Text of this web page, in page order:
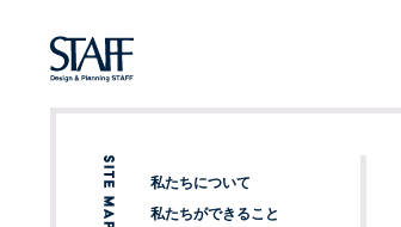
私たちについて
私たちができること